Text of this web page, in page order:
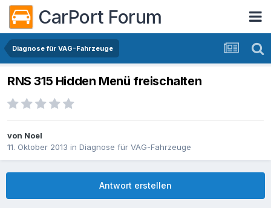
CarPort Forum
Diagnose für VAG-Fahrzeuge
RNS 315 Hidden Menü freischalten
von Noel
11. Oktober 2013 in Diagnose für VAG-Fahrzeuge
Antwort erstellen